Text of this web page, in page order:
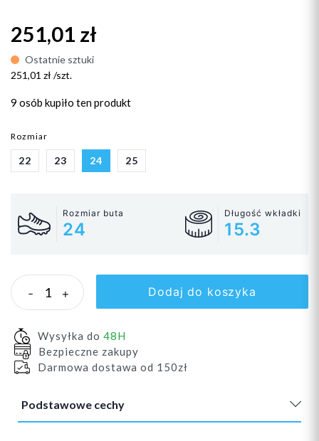
251,01 zł
Ostatnie sztuki
251,01 zł /szt.
9 osób kupiło ten produkt
Rozmiar
22 23 24 25
Rozmiar buta
24
Długość wkładki
15.3
- + Dodaj do koszyka
Wysyłka do 48H
Bezpieczne zakupy
Darmowa dostawa od 150zł
Podstawowe cechy